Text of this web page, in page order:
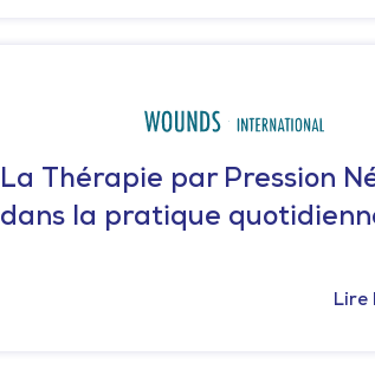
La Thérapie par Pression
dans la pratique
Lire